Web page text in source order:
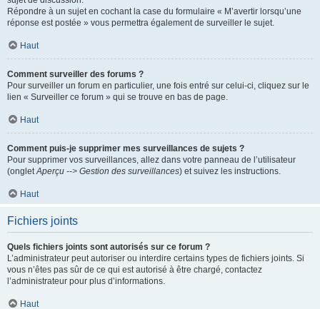
Répondre à un sujet en cochant la case du formulaire « M’avertir lorsqu’une
réponse est postée » vous permettra également de surveiller le sujet.
Haut
Comment surveiller des forums ?
Pour surveiller un forum en particulier, une fois entré sur celui-ci, cliquez sur le
lien « Surveiller ce forum » qui se trouve en bas de page.
Haut
Comment puis-je supprimer mes surveillances de sujets ?
Pour supprimer vos surveillances, allez dans votre panneau de l’utilisateur
(ongletAperçu --> Gestion des surveillances) et suivez les instructions.
Haut
Fichiers joints
Quels fichiers joints sont autorisés sur ce forum ?
L’administrateur peut autoriser ou interdire certains types de fichiers joints. Si
vous n’êtes pas sûr de ce qui est autorisé à être chargé, contactez
l’administrateur pour plus d’informations.
Haut